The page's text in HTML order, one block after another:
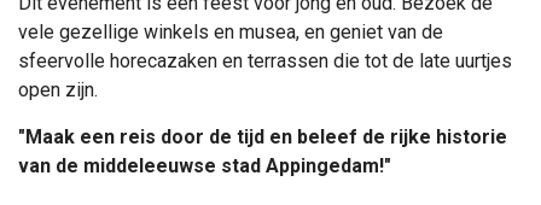
vele gezellige winkels en musea, en geniet van de
sfeervolle horecazaken en terrassen die tot de late uurtjes
open zijn.
"Maak een reis door de tijd en beleef de rijke historie
van de middeleeuwse stad Appingedam!"